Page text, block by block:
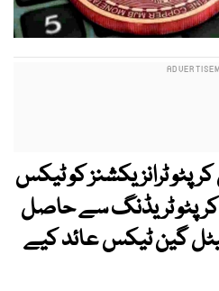
ٹرانزیکشنز کو ٹیکس
ٹریڈنگ سے حاصل
گین ٹیکس عائد کیے